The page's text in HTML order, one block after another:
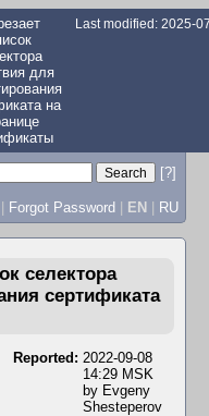
для
на
Last modified: 2025-
[?]
| Forgot Password | EN | RU
селектора
сертификата
Reported: 2022-09-08
14:29 MSK
by Evgeny
Shesteperov